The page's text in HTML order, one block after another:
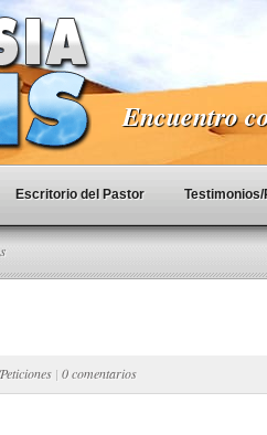
Encuentro
Escritorio del Pastor
| 0 comentarios